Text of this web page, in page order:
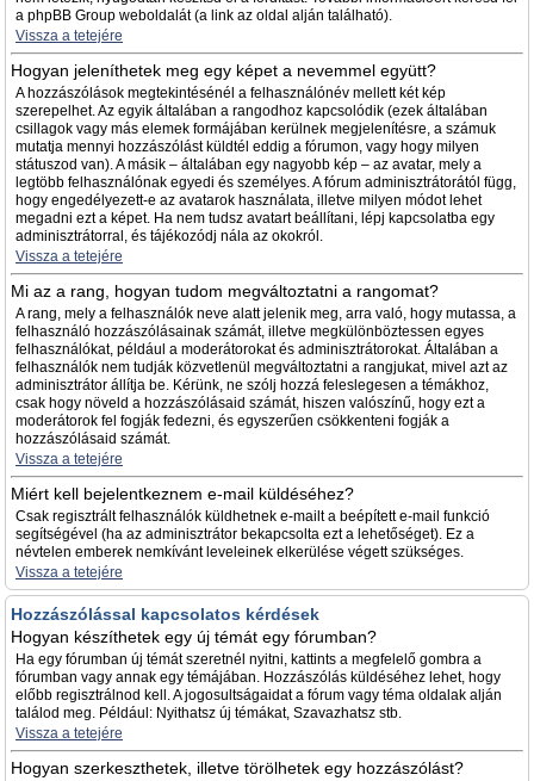
a phpBB Group weboldalát (a link az oldal alján található).
Vissza a tetejére
Hogyan jeleníthetek meg egy képet a nevemmel együtt?
A hozzászólások megtekintésénél a felhasználónév mellett két kép
szerepelhet. Az egyik általában a rangodhoz kapcsolódik (ezek általában
csillagok vagy más elemek formájában kerülnek megjelenítésre, a számuk
mutatja mennyi hozzászólást küldtél eddig a fórumon, vagy hogy milyen
státuszod van). A másik – általában egy nagyobb kép – az avatar, mely a
legtöbb felhasználónak egyedi és személyes. A fórum adminisztrátorától függ,
hogy engedélyezett-e az avatarok használata, illetve milyen módot lehet
megadni ezt a képet. Ha nem tudsz avatart beállítani, lépj kapcsolatba egy
adminisztrátorral, és tájékozódj nála az okokról.
Vissza a tetejére
Mi az a rang, hogyan tudom megváltoztatni a rangomat?
A rang, mely a felhasználók neve alatt jelenik meg, arra való, hogy mutassa, a
felhasználó hozzászólásainak számát, illetve megkülönböztessen egyes
felhasználókat, például a moderátorokat és adminisztrátorokat. Általában a
felhasználók nem tudják közvetlenül megváltoztatni a rangjukat, mivel azt az
adminisztrátor állítja be. Kérünk, ne szólj hozzá feleslegesen a témákhoz,
csak hogy növeld a hozzászólásaid számát, hiszen valószínű, hogy ezt a
moderátorok fel fogják fedezni, és egyszerűen csökkenteni fogják a
hozzászólásaid számát.
Vissza a tetejére
Miért kell bejelentkeznem e-mail küldéséhez?
Csak regisztrált felhasználók küldhetnek e-mailt a beépített e-mail funkció
segítségével (ha az adminisztrátor bekapcsolta ezt a lehetőséget). Ez a
névtelen emberek nemkívánt leveleinek elkerülése végett szükséges.
Vissza a tetejére
Hozzászólással kapcsolatos kérdések
Hogyan készíthetek egy új témát egy fórumban?
Ha egy fórumban új témát szeretnél nyitni, kattints a megfelelő gombra a
fórumban vagy annak egy témájában. Hozzászólás küldéséhez lehet, hogy
előbb regisztrálnod kell. A jogosultságaidat a fórum vagy téma oldalak alján
találod meg. Például: Nyithatsz új témákat, Szavazhatsz stb.
Vissza a tetejére
Hogyan szerkeszthetek, illetve törölhetek egy hozzászólást?